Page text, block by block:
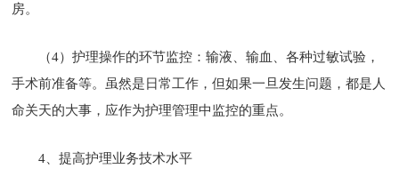
房。
（4）护理操作的环节监控：输液、输血、各种过敏试验，
手术前准备等。虽然是日常工作，但如果一旦发生问题，都是人
命关天的大事，应作为护理管理中监控的重点。
4、提高护理业务技术水平